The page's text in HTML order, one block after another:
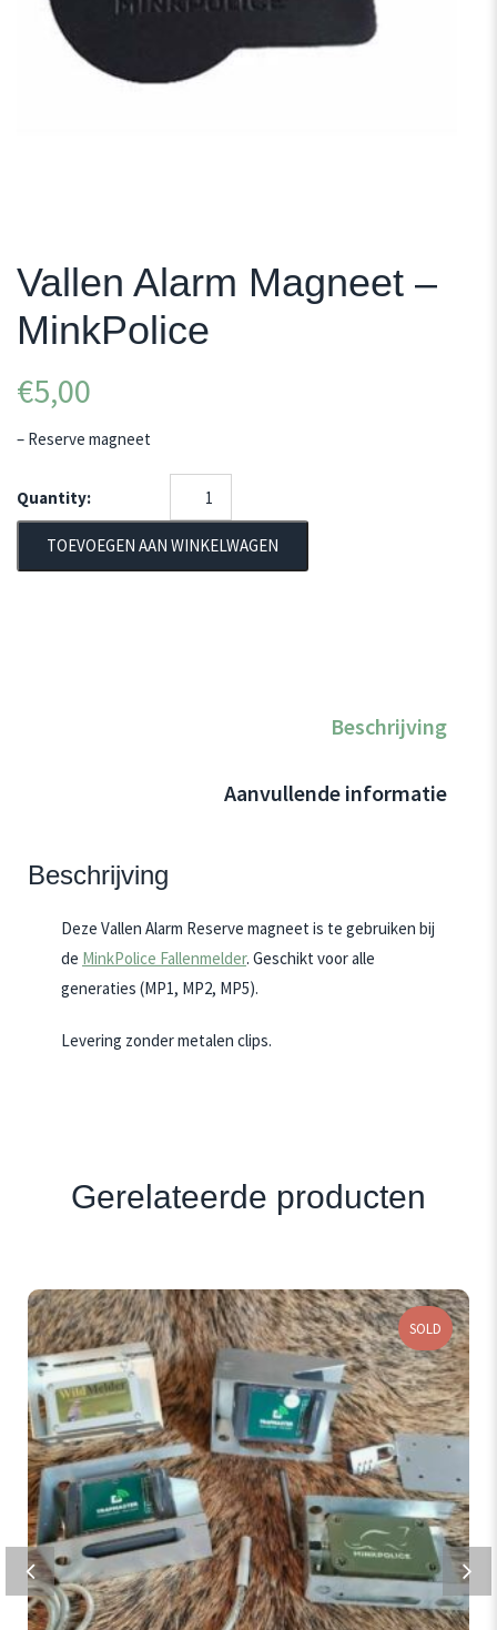
Vallen Alarm Magneet –
MinkPolice
€5,00
– Reserve magneet
Quantity:
TOEVOEGEN AAN WINKELWAGEN
Beschrijving
Aanvullende informatie
Beschrijving
Deze Vallen Alarm Reserve magneet is te gebruiken bij
de MinkPolice Fallenmelder. Geschikt voor alle
generaties (MP1, MP2, MP5).
Levering zonder metalen clips.
Gerelateerde producten
SOLD